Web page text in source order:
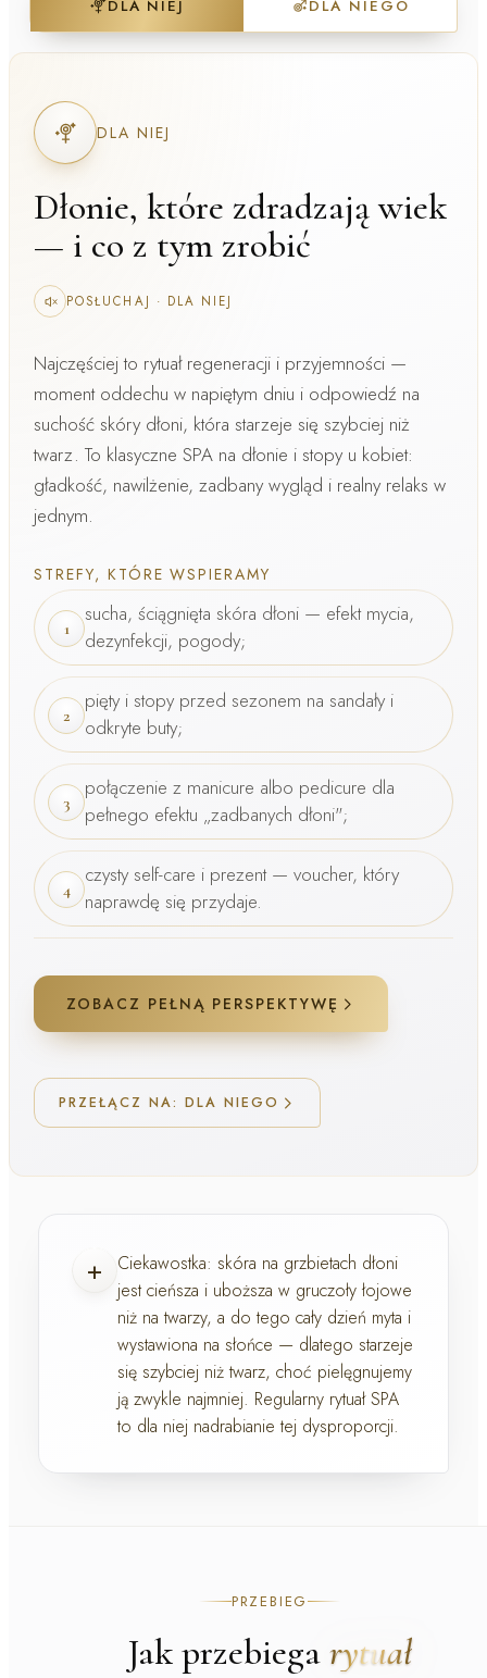
DLA NIEJ DLA NIEGO
DLA NIEJ
Dłonie, które zdradzają wiek
— i co z tym zrobić
POSŁUCHAJ · DLA NIEJ
Najczęściej to rytuał regeneracji i przyjemności —
moment oddechu w napiętym dniu i odpowiedź na
suchość skóry dłoni, która starzeje się szybciej niż
twarz. To klasyczne SPA na dłonie i stopy u kobiet:
gładkość, nawilżenie, zadbany wygląd i realny relaks w
jednym.
STREFY, KTÓRE WSPIERAMY
1
sucha, ściągnięta skóra dłoni — efekt mycia,
dezynfekcji, pogody;
2
pięty i stopy przed sezonem na sandały i
odkryte buty;
3
połączenie z manicure albo pedicure dla
pełnego efektu „zadbanych dłoni";
4
czysty self-care i prezent— voucher, który
naprawdę się przydaje.
ZOBACZ PEŁNĄ PERSPEKTYWĘ
PRZEŁĄCZ NA: DLA NIEGO
+ Ciekawostka: skóra na grzbietach dłoni
jest cieńsza i uboższa w gruczoły łojowe
niż na twarzy, a do tego cały dzień myta i
wystawiona na słońce — dlatego starzeje
się szybciej niż twarz, choć pielęgnujemy
ją zwykle najmniej. Regularny rytuał SPA
to dla niej nadrabianie tej dysproporcji.
PRZEBIEG
Jak przebiega rytuał